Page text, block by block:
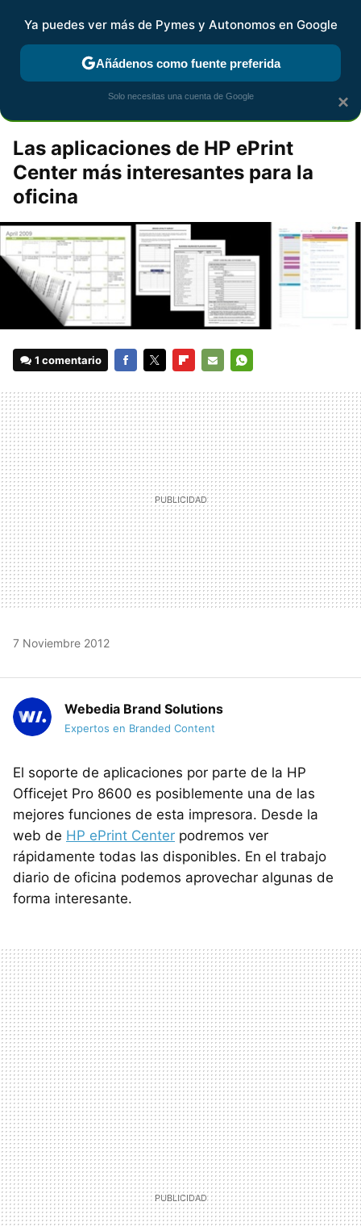
marca que se menciona +info
espaciopymeshp
Las aplicaciones de HP ePrint
Center más interesantes para la
oficina
1 comentario
MAIL
7 Noviembre 2012
Webedia Brand Solutions
Expertos en Branded Content
El soporte de aplicaciones por parte de la HP
Officejet Pro 8600 es posiblemente una de las
mejores funciones de esta impresora. Desde la
web de HP ePrint Center podremos ver
rápidamente todas las disponibles. En el trabajo
diario de oficina podemos aprovechar algunas de
forma interesante.
×
Ya puedes ver más de Pymes y Autonomos en Google
Añádenos como fuente preferida
Solo necesitas una cuenta de Google